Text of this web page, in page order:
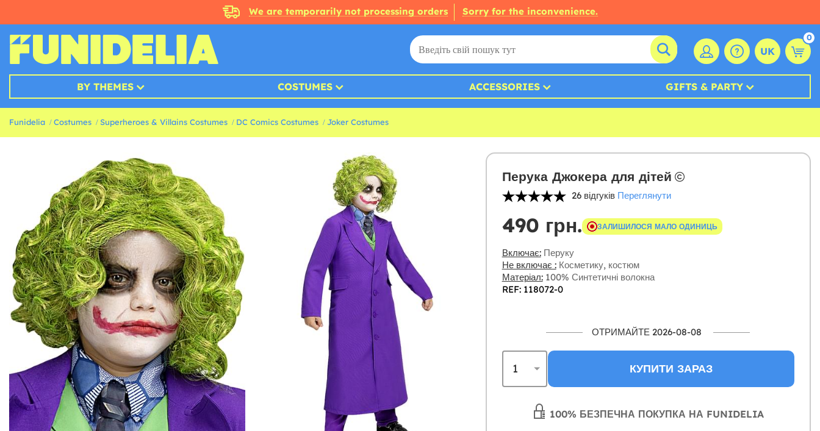
We are temporarily not processing orders Sorry for the inconvenience.
UK
0
BY THEMES COSTUMES ACCESSORIES GIFTS & PARTY
Funidelia Costumes Superheroes & Villains Costumes DC Comics Costumes Joker Costumes
Перука Джокера для дітей
26 відгуків Переглянути
490 грн. ЗАЛИШИЛОСЯ МАЛО ОДИНИЦЬ
Включає:Перуку
Не включає :Косметику, костюм
Матеріал:100% Синтетичні волокна
REF: 118072-0
ОТРИМАЙТЕ 2026-08-08
КУПИТИ ЗАРАЗ
100% БЕЗПЕЧНА ПОКУПКА НА FUNIDELIA